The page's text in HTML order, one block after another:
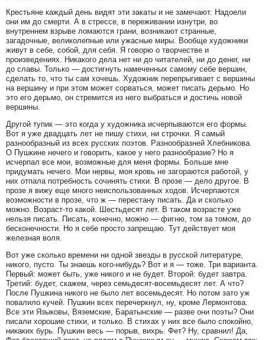
Крестьяне каждый день видят эти закаты и не замечают. Надоели
они им до смерти. А в стрессе, в переживании изнутри, во
внутреннем взрыве ломаются грани, возникают странные,
загадочные, великолепные или ужасные миры. Вообще художники
живут в себе, собой, для себя. Я говорю о творчестве и
произведениях. Никакого дела нет ни до читателей, ни до денег, ни
до славы. Только — достигнуть намеченных самому себе вершин,
сделать то, что ты сам хочешь. Художник перепрыгивает с вершины
на вершину и при этом может сорваться, может писать дерьмо. Но
это его дерьмо, он стремится из него выбраться и достичь новой
вершины.
Другой тупик — это когда у художника исчерпываются его формы.
Вот я уже двадцать лет не пишу стихи, ни строчки. Я самый
разнообразный из всех русских поэтов. Разнообразней Хлебникова.
О Пушкине нечего и говорить, какое у него разнообразие? Но я
исчерпал все мои, возможные для меня формы. Больше мне
придумать нечего. Мои нервы, моя кровь не загораются работой, у
них отпала потребность сочинять стихи. В прозе — дело другое. В
прозе я вижу еще много неиспользованных ходов. Исчерпаются
возможности в прозе, что ж — перестану писать. Да и сколько
можно. Возраст-то какой. Шестьдесят лет. В таком возрасте уже
нельзя писать. Писать, конечно, можно — фигню, том за томом, до
бесконечности. Но я себе просто запрещаю. Тут действует моя
железная воля.
Вот уже сколько времени ни одной звезды в русской литературе,
никого, пусто. Ты знаешь кого-нибудь? Вот и я — тоже. Три варианта.
Первый: может быть, уже никого и не будет. Второй: будет завтра.
Третий: будет, скажем, через семьдесят-восемьдесят лет. А что?
После Пушкина никого не было лет восемьдесят. Но потом зато уж
повалило кучей. Пушкин всех перечеркнул, ну, кроме Лермонтова.
Все эти Языковы, Вяземские, Баратынские — разве они поэты? Они
писали хорошие стихи, и только. В стихах у них все было спокойно,
никаких бурь. Пушкин весь — порыв, вихрь. Фет? Ну, сравнил! Да,